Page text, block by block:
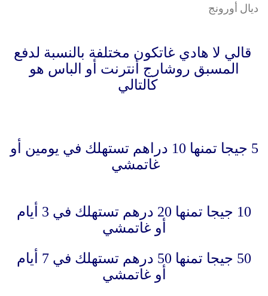
ديال أورونج
قالي لا هادي غاتكون مختلفة بالنسبة لدفع
المسبق روشارج أنترنت أو الباس هو
كالتالي
5 جيجا تمنها 10 دراهم تستهلك في يومين أو
غاتمشي
10 جيجا تمنها 20 درهم تستهلك في 3 أيام
أو غاتمشي
50 جيجا تمنها 50 درهم تستهلك في 7 أيام
أو غاتمشي